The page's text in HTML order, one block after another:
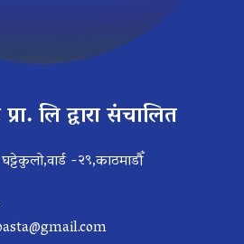
लि द्वारा संचालित
-२९,काठमाडौँ